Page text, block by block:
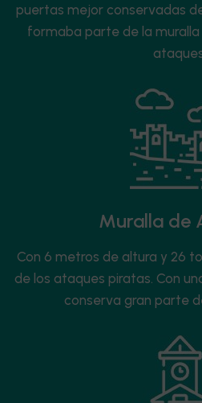
puertas mejor conservadas
formaba parte de la
Muralla de
Con 6 metros de altura y 26
de los ataques piratas. Con
conserva gran parte